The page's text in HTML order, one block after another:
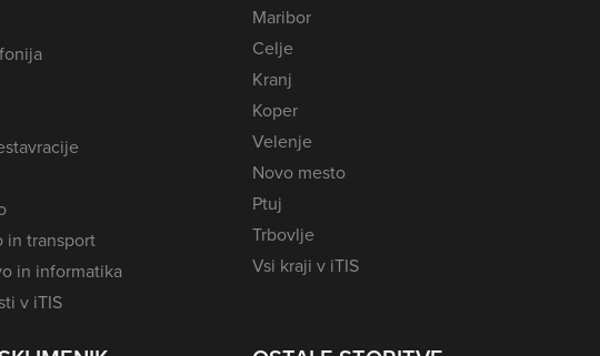
in transport
in informatika
v iTIS
Maribor
Celje
Kranj
Koper
Velenje
Novo mesto
Ptuj
Trbovlje
Vsi kraji v iTIS